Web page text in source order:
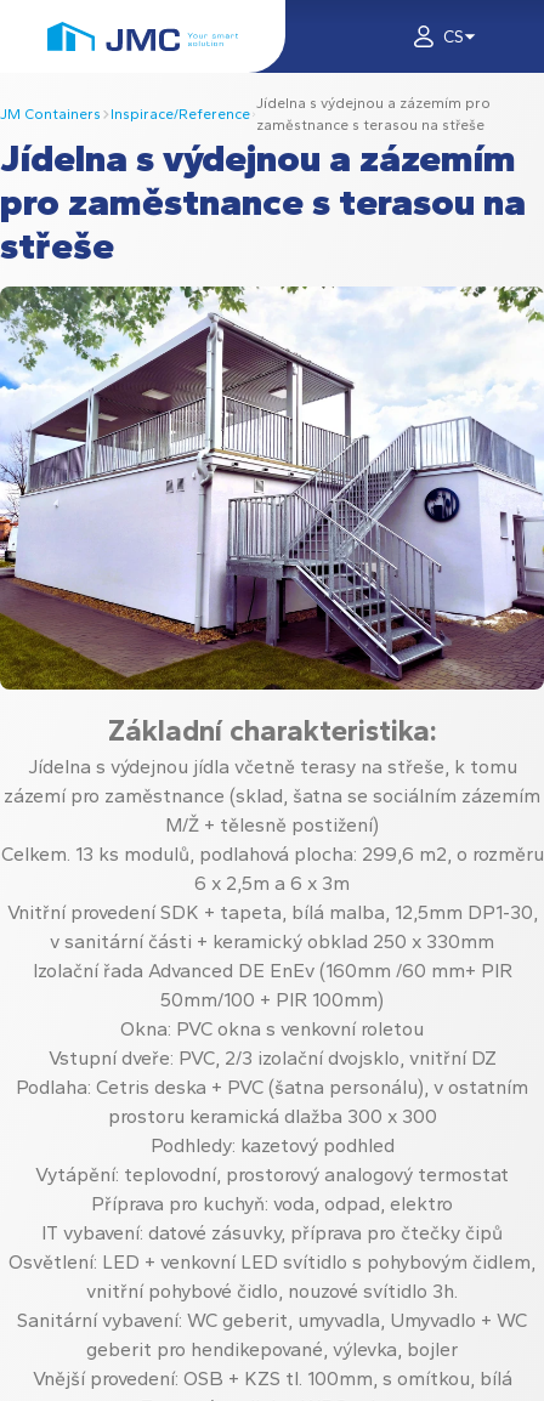
CS
Jídelna s výdejnou a zázemím
pro zaměstnance s terasou na
střeše
JM Containers Inspirace/Reference
Jídelna s výdejnou a zázemím pro
zaměstnance s terasou na střeše
Základní charakteristika:
Jídelna s výdejnou jídla včetně terasy na střeše, k tomu
zázemí pro zaměstnance (sklad, šatna se sociálním zázemím
M/Ž + tělesně postižení)
Celkem. 13 ks modulů, podlahová plocha: 299,6 m2, o rozměru
6 x 2,5m a 6 x 3m
Vnitřní provedení SDK + tapeta, bílá malba, 12,5mm DP1-30,
v sanitární části + keramický obklad 250 x 330mm
Izolační řada Advanced DE EnEv (160mm /60 mm+ PIR
50mm/100 + PIR 100mm)
Okna: PVC okna s venkovní roletou
Vstupní dveře: PVC, 2/3 izolační dvojsklo, vnitřní DZ
Podlaha: Cetris deska + PVC (šatna personálu), v ostatním
prostoru keramická dlažba 300 x 300
Podhledy: kazetový podhled
Vytápění: teplovodní, prostorový analogový termostat
Příprava pro kuchyň: voda, odpad, elektro
IT vybavení: datové zásuvky, příprava pro čtečky čipů
Osvětlení: LED + venkovní LED svítidlo s pohybovým čidlem,
vnitřní pohybové čidlo, nouzové svítidlo 3h.
Sanitární vybavení: WC geberit, umyvadla, Umyvadlo + WC
geberit pro hendikepované, výlevka, bojler
Vnější provedení: OSB + KZS tl. 100mm, s omítkou, bílá